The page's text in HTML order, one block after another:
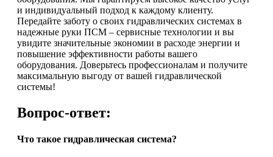
и индивидуальный подход к каждому клиенту.
Передайте заботу о своих гидравлических системах в
надежные руки ПСМ – сервисные технологии и вы
увидите значительные экономии в расходе энергии и
повышение эффективности работы вашего
оборудования. Доверьтесь профессионалам и получите
максимальную выгоду от вашей гидравлической
системы!
Вопрос-ответ:
Что такое гидравлическая система?